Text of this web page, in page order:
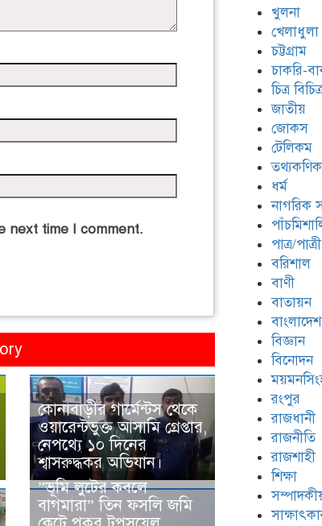
next time I comment.
কোনাবাড়ীর গার্মেন্টস থেকে
ওয়ারেন্টভুক্ত আসামি গ্রেপ্তার,
নেপথ্যে ১০ দিনের
শ্বাসরুদ্ধকর অভিযান।
‎”ভূমি লুটের কবলে
বাগমারা” তিন ফসলি জমি
খুলনা
খেলাধুলা
চট্টগ্রাম
চাকরি-
চিত্র
জাতীয়
জোকস
টেলিকম
ধর্ম
নাগরিক
পাত্র/পাত্রী
বরিশাল
বাণী
বাতায়ন
বাংলাদেশ
বিজ্ঞান
বিনোদন
রংপুর
রাজধানী
রাজনীতি
রাজশাহী
শিক্ষা